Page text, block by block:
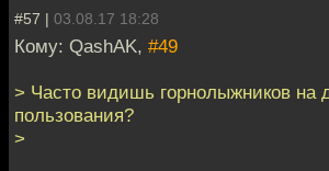
#57 | 03.08.17 18:28
Кому: QashAK, #49
> Часто видишь горнолыжников на
пользования?
>